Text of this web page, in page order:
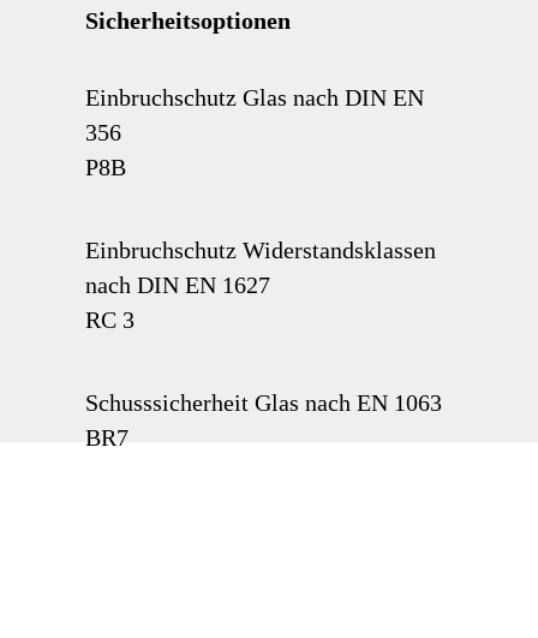
Sicherheitsoptionen
Einbruchschutz Glas nach DIN EN
356
P8B
Einbruchschutz Widerstandsklassen
nach DIN EN 1627
RC 3
Schusssicherheit Glas nach EN 1063
BR7